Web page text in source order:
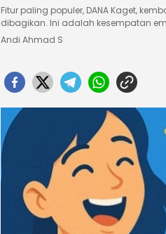
Fitur paling populer, DANA Kaget,
dibagikan. Ini adalah kesempatan
Andi Ahmad S